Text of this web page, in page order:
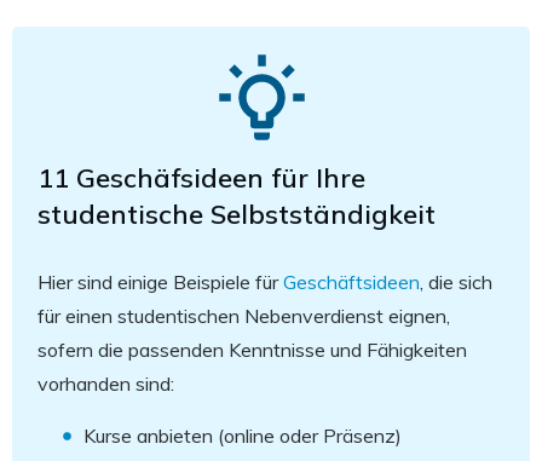
11 Geschäfsideen für Ihre
studentische Selbstständigkeit
Hier sind einige Beispiele fürGeschäftsideen, die sich
für einen studentischen Nebenverdienst eignen,
sofern die passenden Kenntnisse und Fähigkeiten
vorhanden sind:
Kurse anbieten (online oder Präsenz)